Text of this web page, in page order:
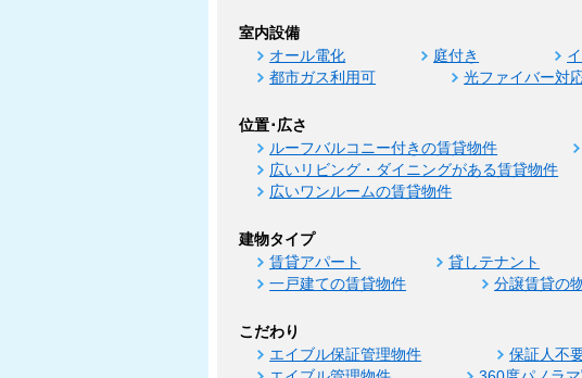
室内設備
オール電化 庭付き
都市ガス利用可
光ファイバー対
位置･広さ
ルーフバルコニー付きの賃貸物件
広いリビング・ダイニングがある賃貸物件
広いワンルームの賃貸物件
建物タイプ
賃貸アパート 貸しテナント
一戸建ての賃貸物件
分譲賃貸の
こだわり
エイブル保証管理物件 保証人不